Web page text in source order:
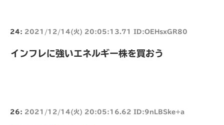
24: 2021/12/14(火) 20:05:13.71 ID:OEHsxGR80
インフレに強いエネルギー株を買おう
26: 2021/12/14(火) 20:05:16.62 ID:9nLBSke+a